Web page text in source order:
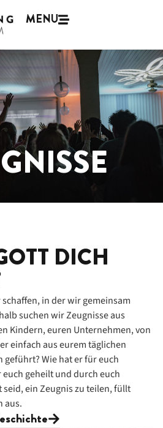
MENU
DICH
in der wir gemeinsam
suchen wir Zeugnisse aus
Kindern, euren Unternehmen, von
einfach aus eurem täglichen
geführt? Wie hat er für euch
euch geheilt und durch euch
ein Zeugnis zu teilen, füllt
aus.